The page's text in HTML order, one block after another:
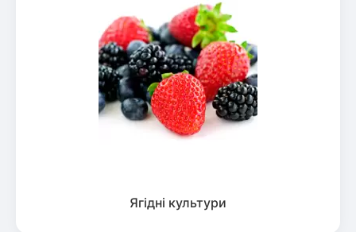
Ягідні культури